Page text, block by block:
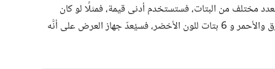
مختلف من البتات، فستستخدم أدنى قيمة، فمثلًا لو كان
جهاز العرض يخصص 5 بتات لقناة اللون الأزرق والأحمر و 6 بتات للون الأخضر، فسيُعدّ جهاز العرض على أنَّه